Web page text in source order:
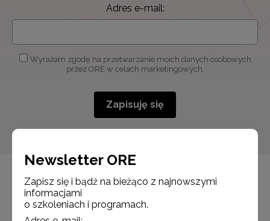
Adres e-mail:
Wyrażam zgodę na przetwarzanie moich danych osobowych
przez ORE w celach marketingowych.
Zapisuję się
Newsletter ORE
Zapisz się i bądź na bieżąco z najnowszymi
informacjami
o szkoleniach i programach.